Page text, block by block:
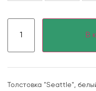
В
Толстовка "Seattle",